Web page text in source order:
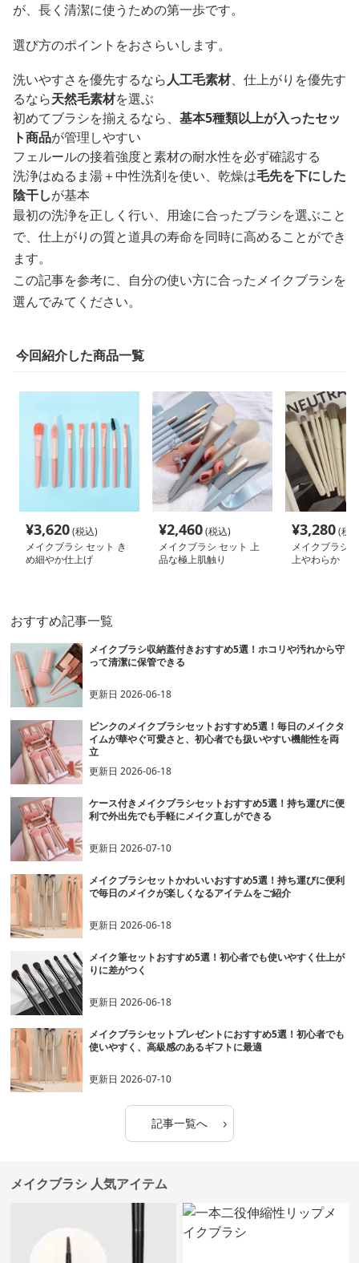
が、長く清潔に使うための第一歩です。
選び方のポイントをおさらいします。
洗いやすさを優先するなら人工毛素材、仕上がりを優先す
るなら天然毛素材を選ぶ
初めてブラシを揃えるなら、 基本5種類以上が入ったセッ
ト商品が管理しやすい
フェルールの接着強度と素材の耐水性を必ず確認する
洗浄はぬるま湯＋中性洗剤を使い、乾燥は毛先を下にした
陰干しが基本
最初の洗浄を正しく行い、用途に合ったブラシを選ぶこと
で、仕上がりの質と道具の寿命を同時に高めることができ
ます。
この記事を参考に、自分の使い方に合ったメイクブラシを
選んでみてください。
今回紹介した商品一覧
¥3,620(税込)
メイクブラシ セット き
め細やか仕上げ
¥2,460(税込)
メイクブラシ セット 上
品な極上肌触り
¥3,280(税
メイクブラシ
上やわらか
おすすめ記事一覧
メイクブラシ収納蓋付きおすすめ5選！ホコリや汚れから守
って清潔に保管できる
更新日2026-06-18
ピンクのメイクブラシセットおすすめ5選！毎日のメイクタ
イムが華やぐ可愛さと、初心者でも扱いやすい機能性を両
立
更新日2026-06-18
ケース付きメイクブラシセットおすすめ5選！持ち運びに便
利で外出先でも手軽にメイク直しができる
更新日2026-07-10
メイクブラシセットかわいいおすすめ5選！持ち運びに便利
で毎日のメイクが楽しくなるアイテムをご紹介
更新日2026-06-18
メイク筆セットおすすめ5選！初心者でも使いやすく仕上が
りに差がつく
更新日2026-06-18
メイクブラシセットプレゼントにおすすめ5選！初心者でも
使いやすく、高級感のあるギフトに最適
更新日2026-07-10
記事一覧へ ›
メイクブラシ 人気アイテム